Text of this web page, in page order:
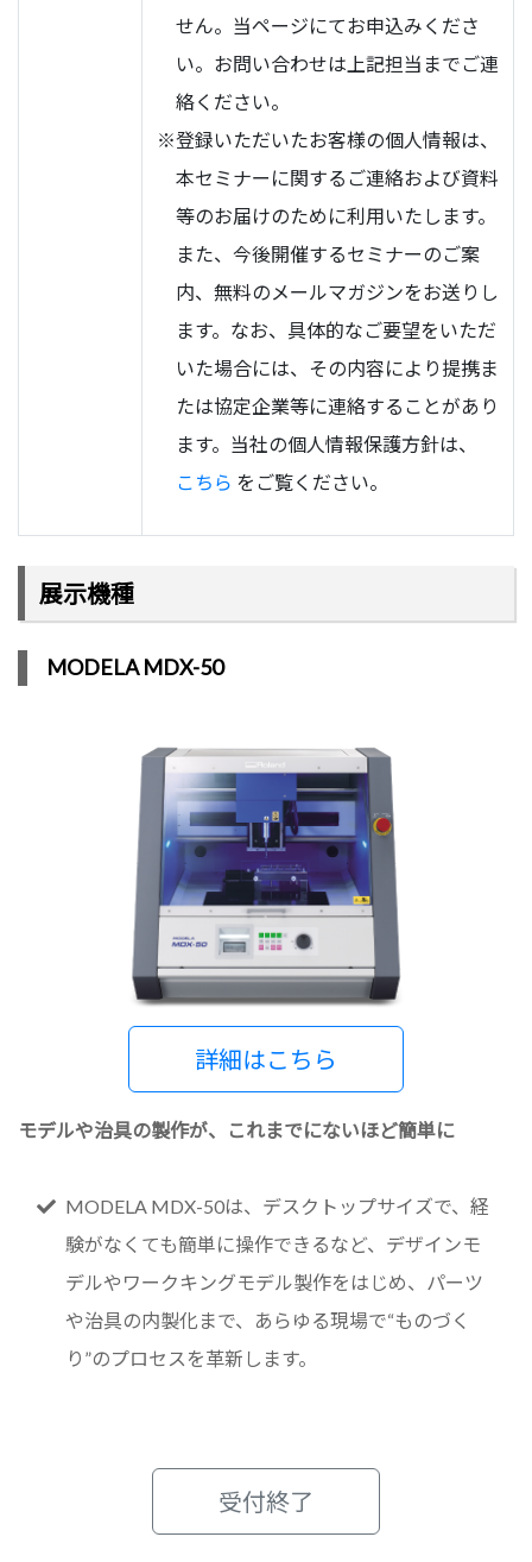
せん。当ページにてお申込みくださ
い。お問い合わせは上記担当までご連
絡ください。
※登録いただいたお客様の個人情報は、
本セミナーに関するご連絡および資料
等のお届けのために利用いたします。
また、今後開催するセミナーのご案
内、無料のメールマガジンをお送りし
ます。なお、具体的なご要望をいただ
いた場合には、その内容により提携ま
たは協定企業等に連絡することがあり
ます。当社の個人情報保護方針は、
こちら をご覧ください。
展示機種
MODELA MDX-50
詳細はこちら
モデルや治具の製作が、これまでにないほど簡単に
MODELA MDX-50は、デスクトップサイズで、経
験がなくても簡単に操作できるなど、デザインモ
デルやワークキングモデル製作をはじめ、パーツ
や治具の内製化まで、あらゆる現場で“ものづく
り”のプロセスを革新します。
受付終了